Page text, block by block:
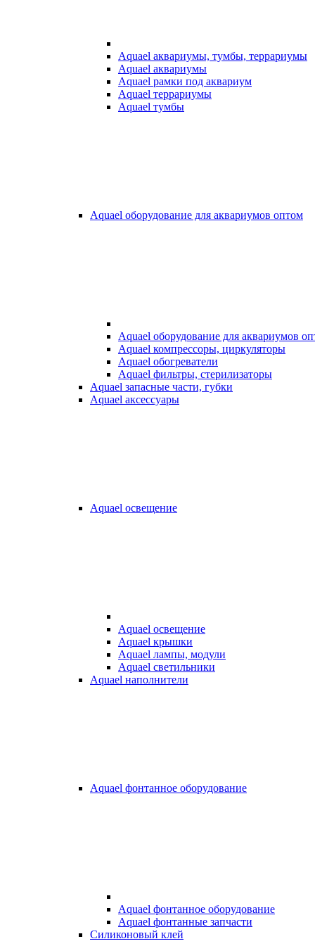
Aquael аквариумы, тумбы, террариумы
Aquael аквариумы
Aquael рамки под аквариум
Aquael террариумы
Aquael тумбы
Aquael оборудование для аквариумов оптом
Aquael оборудование для аквариумов
Aquael компрессоры, циркуляторы
Aquael обогреватели
Aquael фильтры, стерилизаторы
Aquael запасные части, губки
Aquael аксессуары
Aquael освещение
Aquael освещение
Aquael крышки
Aquael лампы, модули
Aquael светильники
Aquael наполнители
Aquael фонтанное оборудование
Aquael фонтанное оборудование
Aquael фонтанные запчасти
Силиконовый клей